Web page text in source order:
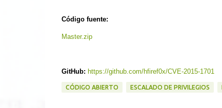
Código fuente:
Master.zip
GitHub: https://github.com/hfiref0x/CVE-2015-1701
CÓDIGO ABIERTO ESCALADO DE PRIVILEGIOS